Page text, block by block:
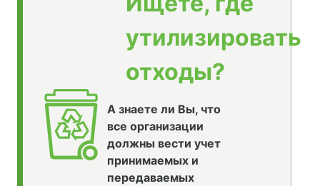
утилизировать
отходы?
А знаете ли Вы, что
все организации
должны вести учет
принимаемых и
передаваемых